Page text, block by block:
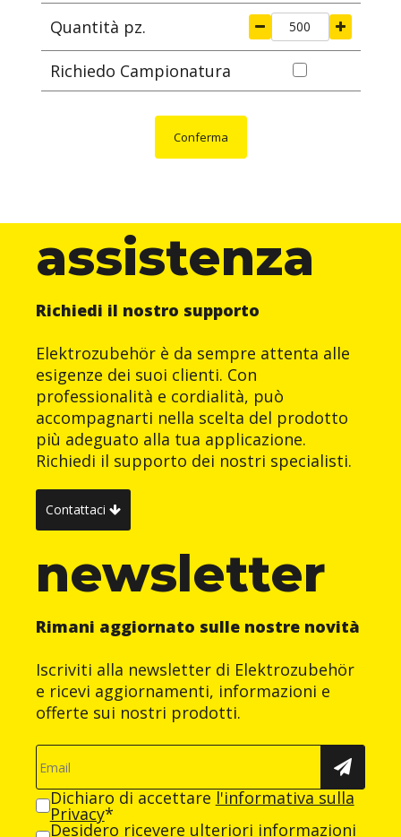
Quantità pz.
Richiedo Campionatura
Conferma
assistenza
Richiedi il nostro supporto
Elektrozubehör è da sempre attenta alle
esigenze dei suoi clienti. Con
professionalità e cordialità, può
accompagnarti nella scelta del prodotto
più adeguato alla tua applicazione.
Richiedi il supporto dei nostri specialisti.
Contattaci
newsletter
Rimani aggiornato sulle nostre novità
Iscriviti alla newsletter di Elektrozubehör
e ricevi aggiornamenti, informazioni e
offerte sui nostri prodotti.
Dichiaro di accettare l'informativa sulla
Privacy*
Desidero ricevere ulteriori informazioni